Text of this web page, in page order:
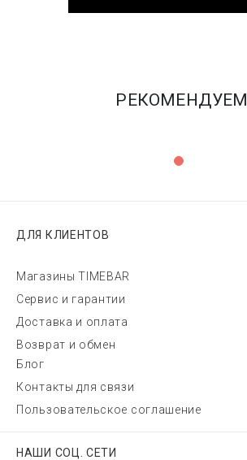
РЕКОМЕНДУЕМ
ДЛЯ КЛИЕНТОВ
Магазины TIMEBAR
Сервис и гарантии
Доставка и оплата
Возврат и обмен
Блог
Контакты для связи
Пользовательское соглашение
НАШИ СОЦ. СЕТИ